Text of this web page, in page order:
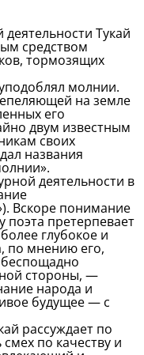
Тукай
средством
тормозящих
молнии.
на земле
его
двум известным
своих
названия
деятельности в
Вскоре понимание
претерпевает
глубокое и
по мнению его,
стороны, —
народа и
будущее — с
рассуждает по
по качеству и